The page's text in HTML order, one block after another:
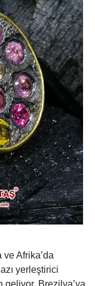
Afrika’da
yerleştirici
geliyor. Brezilya’ya